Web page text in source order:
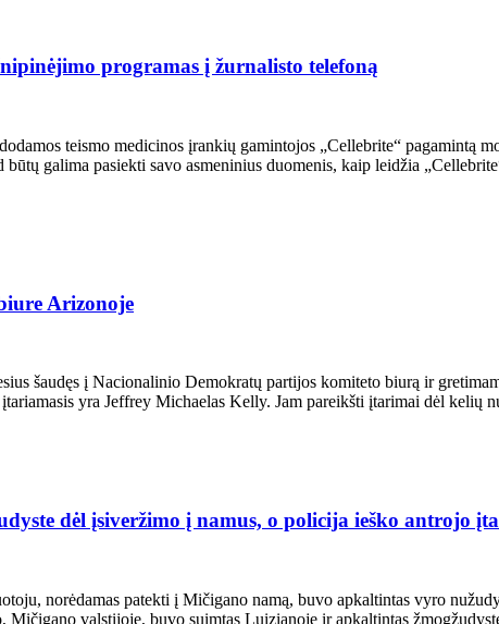
programas į žurnalisto telefoną
teismo medicinos įrankių gamintojos „Cellebrite“ pagamintą
galima pasiekti savo asmeninius duomenis, kaip leidžia
Arizonoje
šaudęs į Nacionalinio Demokratų partijos komiteto biurą ir
yra Jeffrey Michaelas Kelly. Jam pareikšti įtarimai dėl kelių
dėl įsiveržimo į namus, o policija ieško antrojo
norėdamas patekti į Mičigano namą, buvo apkaltintas vyro
Mičigano valstijoje, buvo suimtas Luizianoje ir apkaltintas